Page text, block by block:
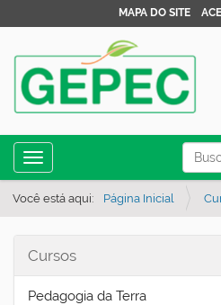
Busca
MAPA DO SITE
Toggle navigation
Você está aqui: Página Inicial
Cursos
Pedagogia da Terra